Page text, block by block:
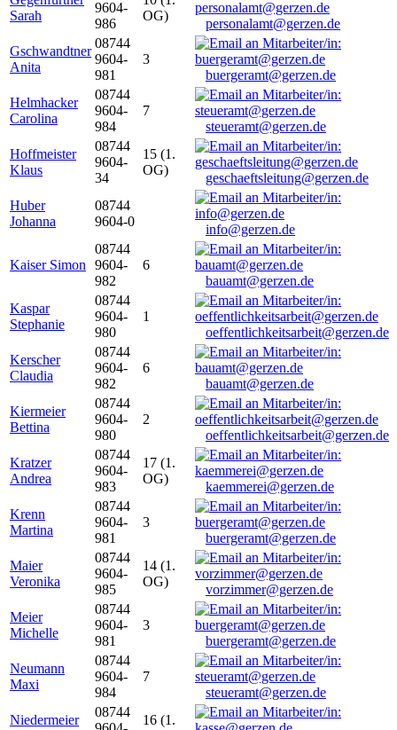
Sarah
9604-
986
OG)
personalamt@gerzen.de
Gschwandtner
Anita
08744
9604-
981
3
buergeramt@gerzen.de
Helmhacker
Carolina
08744
9604-
984
7
steueramt@gerzen.de
Hoffmeister
Klaus
08744
9604-
34
15 (1.
OG)
geschaeftsleitung@gerzen.de
Huber
Johanna
08744
9604-0
info@gerzen.de
Kaiser Simon
08744
9604-
982
6
bauamt@gerzen.de
Kaspar
Stephanie
08744
9604-
980
1
oeffentlichkeitsarbeit@gerzen.de
Kerscher
Claudia
08744
9604-
982
6
bauamt@gerzen.de
Kiermeier
Bettina
08744
9604-
980
2
oeffentlichkeitsarbeit@gerzen.de
Kratzer
Andrea
08744
9604-
983
17 (1.
OG)
kaemmerei@gerzen.de
Krenn
Martina
08744
9604-
981
3
buergeramt@gerzen.de
Maier
Veronika
08744
9604-
985
14 (1.
OG)
vorzimmer@gerzen.de
Meier
Michelle
08744
9604-
981
3
buergeramt@gerzen.de
Neumann
Maxi
08744
9604-
984
7
steueramt@gerzen.de
Niedermeier
08744
16 (1.